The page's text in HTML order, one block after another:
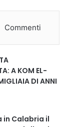
una delle
un percorso
dal
Commenti
A KOM EL-
DI ANNI
in Calabria il